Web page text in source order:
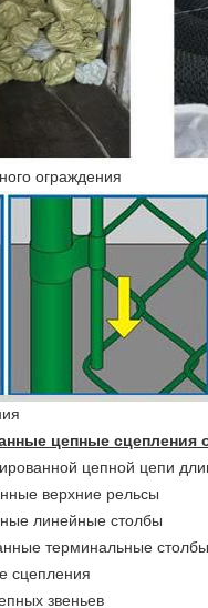
ограждения
цепные сцепления
цепной цепи
верхние рельсы
линейные столбы
терминальные столбы
сцепления
звеньев